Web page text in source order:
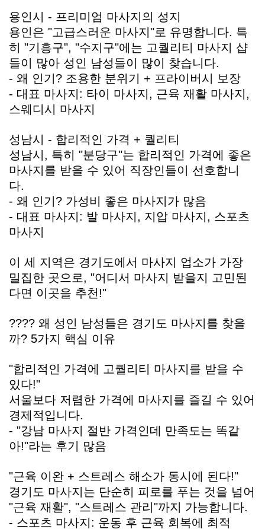
용인시 - 프리미엄 마사지의 성지
용인은 "고급스러운 마사지"로 유명합니다. 특
히 "기흥구", "수지구"에는 고퀄리티 마사지 샵
들이 많아 성인 남성들이 많이 찾습니다.
- 왜 인기? 조용한 분위기 + 프라이버시 보장
- 대표 마사지: 타이 마사지, 근육 재활 마사지,
스웨디시 마사지
성남시 - 합리적인 가격 + 퀄리티
성남시, 특히 "분당구"는 합리적인 가격에 좋은
마사지를 받을 수 있어 직장인들이 선호합니
다.
- 왜 인기? 가성비 좋은 마사지가 많음
- 대표 마사지: 발 마사지, 지압 마사지, 스포츠
마사지
이 세 지역은 경기도에서 마사지 업소가 가장
밀집한 곳으로, "어디서 마사지 받을지 고민된
다면 이곳을 추천!"
???? 왜 성인 남성들은 경기도 마사지를 찾을
까? 5가지 핵심 이유
"합리적인 가격에 고퀄리티 마사지를 받을 수
있다!"
서울보다 저렴한 가격에 마사지를 즐길 수 있어
경제적입니다.
- "강남 마사지 절반 가격인데 만족도는 똑같
아!"라는 후기 많음
"근육 이완 + 스트레스 해소가 동시에 된다!"
경기도 마사지는 단순히 피로를 푸는 것을 넘어
"근육 재활", "스트레스 관리"까지 가능합니다.
- 스포츠 마사지: 운동 후 근육 회복에 최적